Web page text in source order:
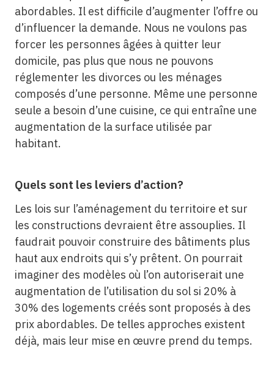
abordables. Il est difficile d’augmenter l’offre ou
d’influencer la demande. Nous ne voulons pas
forcer les personnes âgées à quitter leur
domicile, pas plus que nous ne pouvons
réglementer les divorces ou les ménages
composés d’une personne. Même une personne
seule a besoin d’une cuisine, ce qui entraîne une
augmentation de la surface utilisée par
habitant.
Quels sont les leviers d’action?
Les lois sur l’aménagement du territoire et sur
les constructions devraient être assouplies. Il
faudrait pouvoir construire des bâtiments plus
haut aux endroits qui s’y prêtent. On pourrait
imaginer des modèles où l’on autoriserait une
augmentation de l’utilisation du sol si 20% à
30% des logements créés sont proposés à des
prix abordables. De telles approches existent
déjà, mais leur mise en œuvre prend du temps.